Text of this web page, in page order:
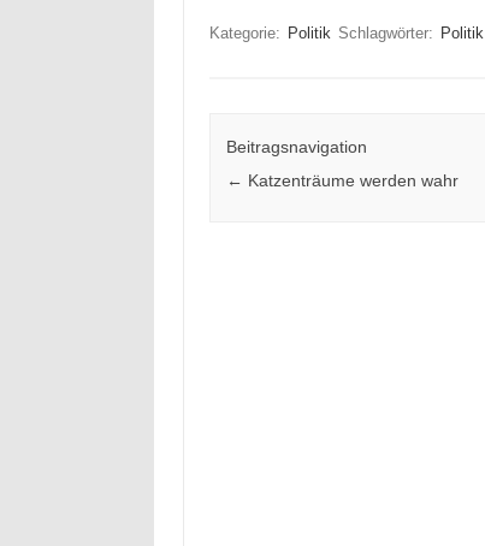
Kategorie: Politik Schlagwörter: Politik
Beitragsnavigation
← Katzenträume werden wahr